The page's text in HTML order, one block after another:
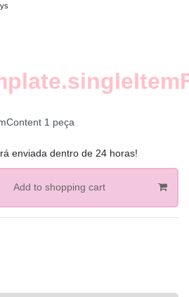
1 peça
enviada dentro de 24 horas!
Add to shopping cart